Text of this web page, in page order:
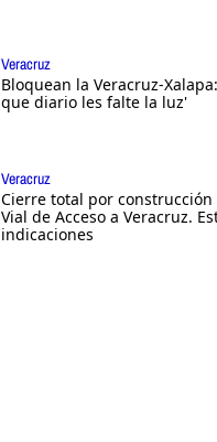
Veracruz
Bloquean la Veracruz-
que diario les falte la luz'
Veracruz
Cierre total por
Vial de Acceso a Veracruz.
indicaciones